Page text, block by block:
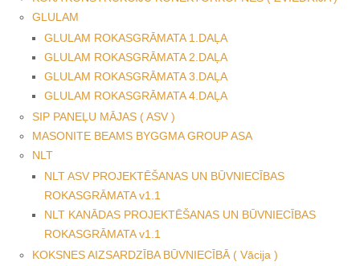
GLULAM
GLULAM ROKASGRĀMATA 1.DAĻA
GLULAM ROKASGRĀMATA 2.DAĻA
GLULAM ROKASGRĀMATA 3.DAĻA
GLULAM ROKASGRĀMATA 4.DAĻA
SIP PANEĻU MĀJAS ( ASV )
MASONITE BEAMS BYGGMA GROUP ASA
NLT
NLT ASV PROJEKTĒŠANAS UN BŪVNIECĪBAS
ROKASGRĀMATA v1.1
NLT KANĀDAS PROJEKTĒŠANAS UN BŪVNIECĪBAS
ROKASGRĀMATA v1.1
KOKSNES AIZSARDZĪBA BŪVNIECĪBĀ ( Vācija )